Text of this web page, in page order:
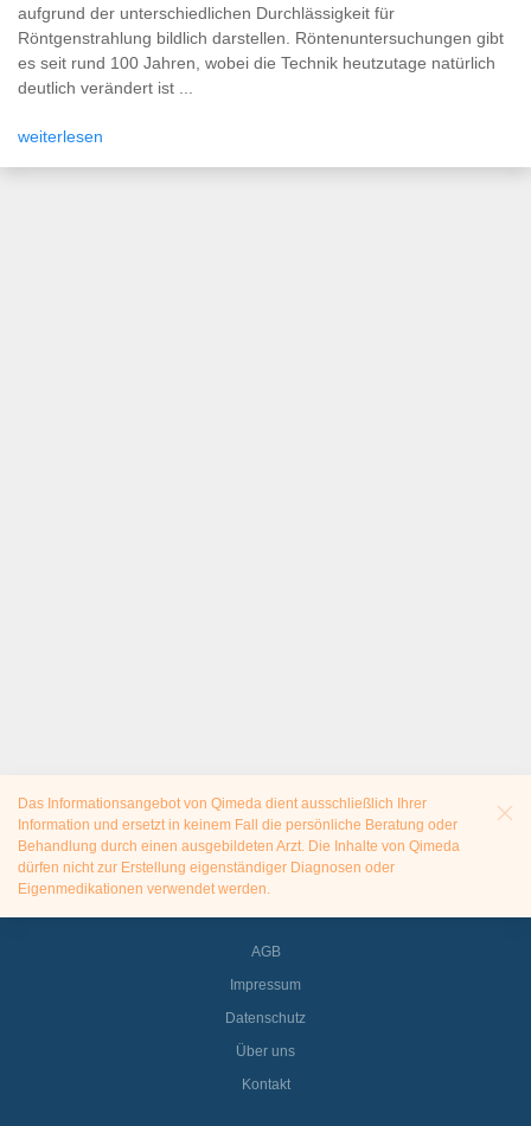
aufgrund der unterschiedlichen Durchlässigkeit für
Röntgenstrahlung bildlich darstellen. Röntenuntersuchungen gibt
es seit rund 100 Jahren, wobei die Technik heutzutage natürlich
deutlich verändert ist ...
weiterlesen
Das Informationsangebot von Qimeda dient ausschließlich Ihrer
Information und ersetzt in keinem Fall die persönliche Beratung oder
Behandlung durch einen ausgebildeten Arzt. Die Inhalte von Qimeda
dürfen nicht zur Erstellung eigenständiger Diagnosen oder
Eigenmedikationen verwendet werden.
AGB
Impressum
Datenschutz
Über uns
Kontakt